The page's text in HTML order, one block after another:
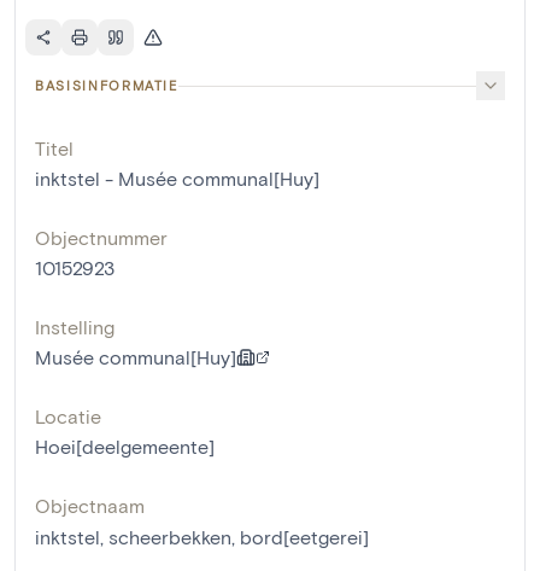
BASISINFORMATIE
Titel
inktstel - Musée communal[Huy]
Objectnummer
10152923
Instelling
Musée communal[Huy]
Locatie
Hoei[deelgemeente]
Objectnaam
inktstel, scheerbekken, bord[eetgerei]